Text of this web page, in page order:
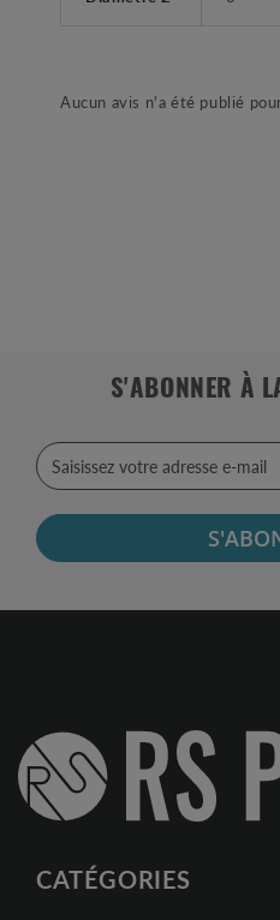
Aucun avis n'a été publié
S'ABONNER À
CATÉGORIES